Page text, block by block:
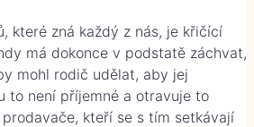
které zná každý z nás, je křičící
má dokonce v podstatě záchvat,
mohl rodič udělat, aby jej
to není příjemné a otravuje to
prodavače, kteří se s tím setkávají